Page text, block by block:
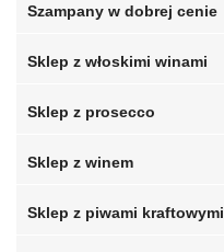
Szampany w dobrej cenie
Sklep z włoskimi winami
Sklep z prosecco
Sklep z winem
Sklep z piwami kraftowymi